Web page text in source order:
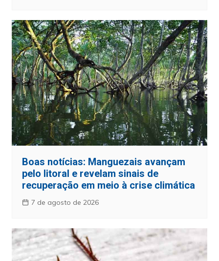
Boas notícias: Manguezais avançam
pelo litoral e revelam sinais de
recuperação em meio à crise climática
7 de agosto de 2026